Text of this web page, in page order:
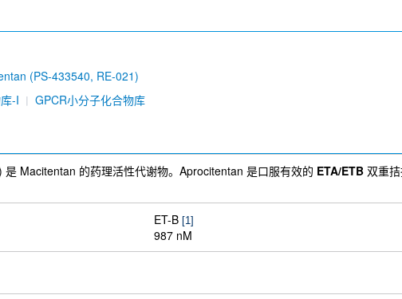
(PS-433540, RE-021)
-I GPCR小分子化合物库
Macitentan 的药理活性代谢物。Aprocitentan 是口服有效的 ETA/ETB 双重
ET-B [1]
987 nM